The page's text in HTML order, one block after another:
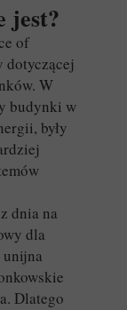
jest?
of
W
budynki w
były
dnia na
dla
Dlatego